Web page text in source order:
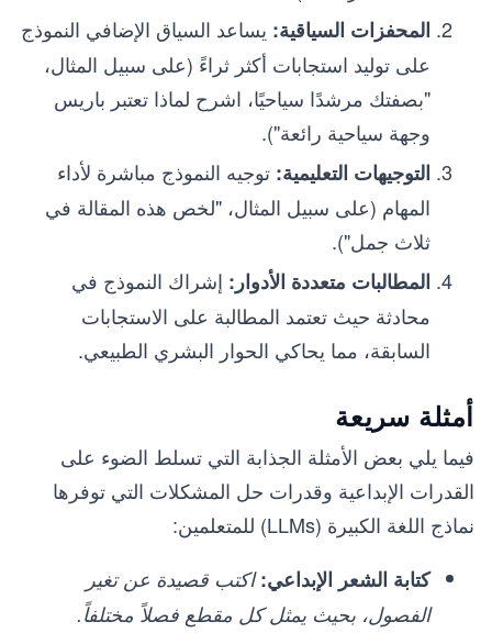
المحفزات السياقية: يساعد السياق الإضافي النموذج
على توليد استجابات أكثر ثراءً (على سبيل المثال،
"بصفتك مرشدًا سياحيًا، اشرح لماذا تعتبر باريس
وجهة سياحية رائعة").
التوجيهات التعليمية: توجيه النموذج مباشرة لأداء
المهام (على سبيل المثال، "لخص هذه المقالة في
ثلاث جمل").
المطالبات متعددة الأدوار: إشراك النموذج في
محادثة حيث تعتمد المطالبة على الاستجابات
السابقة، مما يحاكي الحوار البشري الطبيعي.
أمثلة سريعة
فيما يلي بعض الأمثلة الجذابة التي تسلط الضوء على
القدرات الإبداعية وقدرات حل المشكلات التي توفرها
نماذج اللغة الكبيرة (LLMs) للمتعلمين:
كتابة الشعر الإبداعي: ​​اكتب قصيدة عن تغير
الفصول، بحيث يمثل كل مقطع فصلاً مختلفاً.